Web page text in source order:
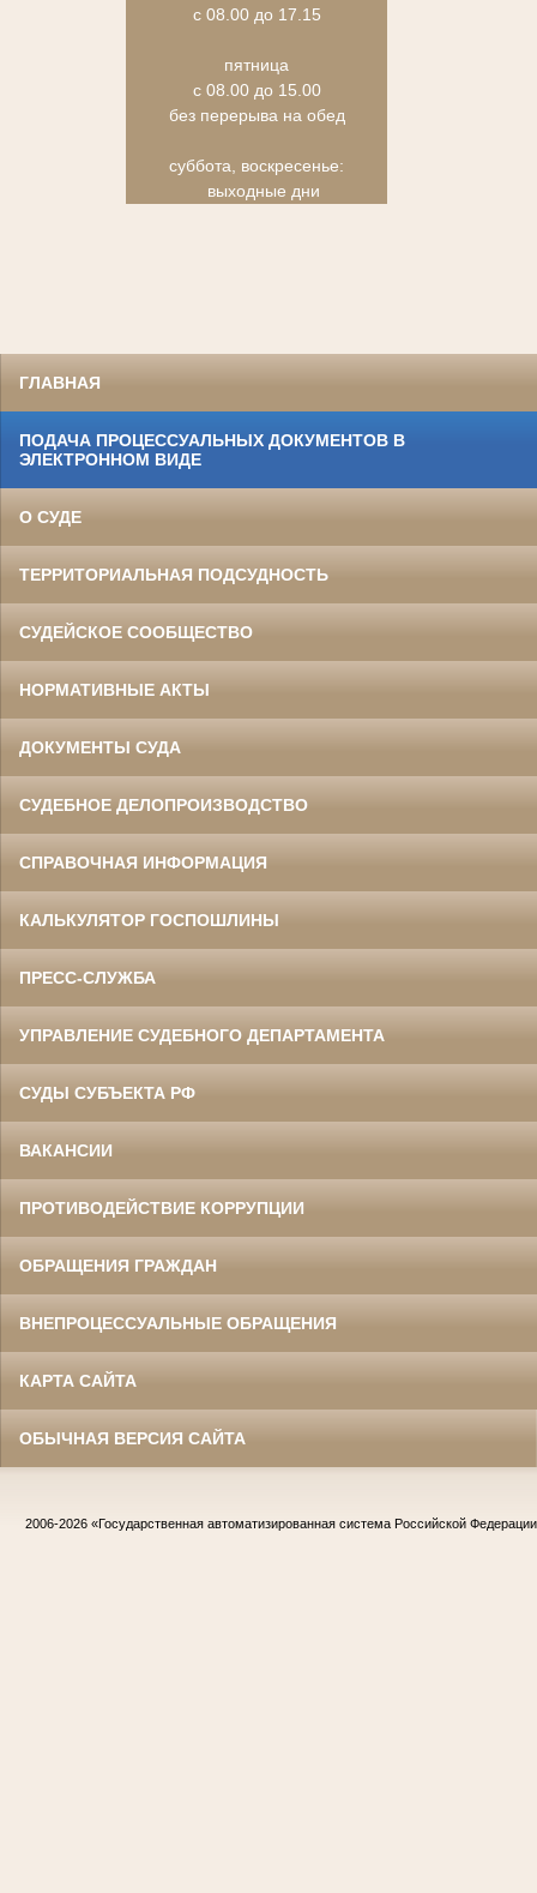
с 08.00 до 17.15
пятница
с 08.00 до 15.00
без перерыва на обед
суббота, воскресенье:
выходные дни
ГЛАВНАЯ
ПОДАЧА ПРОЦЕССУАЛЬНЫХ ДОКУМЕНТОВ В
ЭЛЕКТРОННОМ ВИДЕ
О СУДЕ
ТЕРРИТОРИАЛЬНАЯ ПОДСУДНОСТЬ
СУДЕЙСКОЕ СООБЩЕСТВО
НОРМАТИВНЫЕ АКТЫ
ДОКУМЕНТЫ СУДА
СУДЕБНОЕ ДЕЛОПРОИЗВОДСТВО
СПРАВОЧНАЯ ИНФОРМАЦИЯ
КАЛЬКУЛЯТОР ГОСПОШЛИНЫ
ПРЕСС-СЛУЖБА
УПРАВЛЕНИЕ СУДЕБНОГО ДЕПАРТАМЕНТА
СУДЫ СУБЪЕКТА РФ
ВАКАНСИИ
ПРОТИВОДЕЙСТВИЕ КОРРУПЦИИ
ОБРАЩЕНИЯ ГРАЖДАН
ВНЕПРОЦЕССУАЛЬНЫЕ ОБРАЩЕНИЯ
КАРТА САЙТА
ОБЫЧНАЯ ВЕРСИЯ САЙТА
2006-2026 «Государственная автоматизированная система Российской